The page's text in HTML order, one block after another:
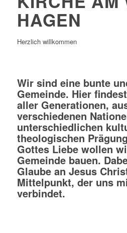
HAGEN
Herzlich willkommen
Wir sind eine bunte
Gemeinde. Hier
aller Generationen,
verschiedenen
unterschiedlichen
theologischen
Gottes Liebe wollen
Gemeinde bauen.
Glaube an Jesus
Mittelpunkt, der uns
verbindet.